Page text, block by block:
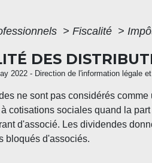
> Fiscalité >
DES
2022 - Direction de l'information légale
ne sont pas considérés
cotisations sociales quand la
d'associé. Les dividendes
bloqués d'associés.